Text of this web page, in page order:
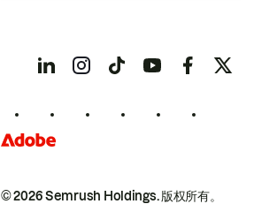
© 2026 Semrush Holdings.版权所有。